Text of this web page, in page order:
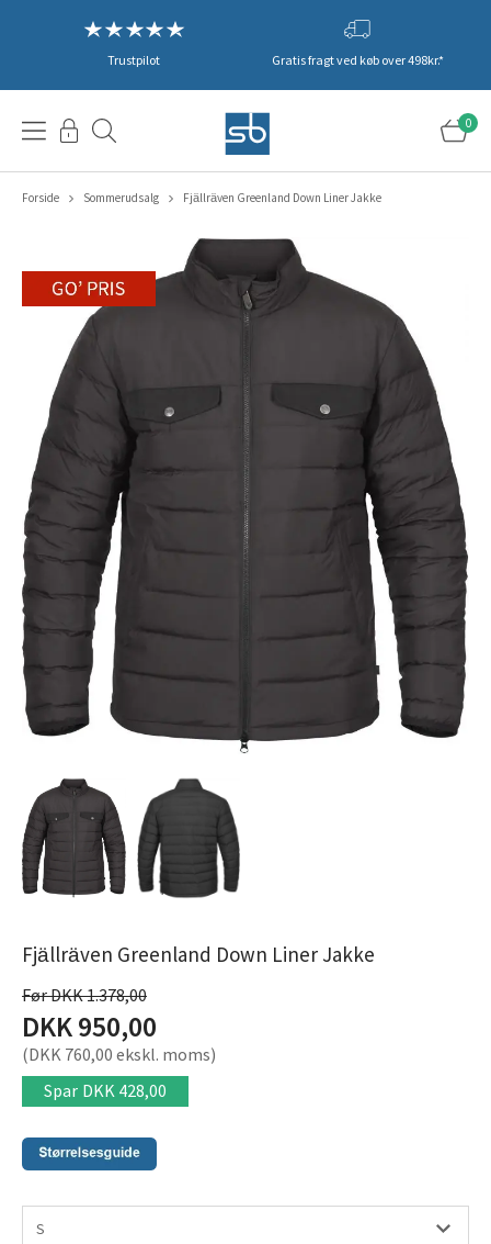
Trustpilot Gratis fragt ved køb over 498kr.*
0
Forside Sommerudsalg Fjällräven Greenland Down Liner Jakke
Fjällräven Greenland Down Liner Jakke
Før DKK 1.378,00
DKK 950,00
(DKK 760,00 ekskl. moms)
Spar DKK 428,00